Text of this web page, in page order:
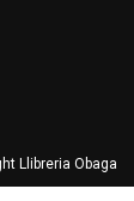
Llibreria Obaga